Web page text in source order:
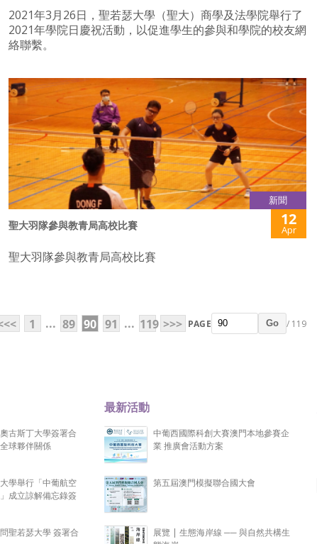
2021年3月26日，聖若瑟大學（聖大）商學及法學院舉行了
2021年學院日慶祝活動，以促進學生的參與和學院的校友網
絡聯繫。
新聞
聖大羽隊參與教青局高校比賽 12
Apr
聖大羽隊參與教青局高校比賽
1 ... 89 90 91 ... 119 >>> PAGE Go / 119
古斯丁大學簽署合
球夥伴關係
學舉行「中葡航空
成立諒解備忘錄簽
聖若瑟大學 簽署合
最新活動
中葡西國際科創大賽澳門本地參賽企
業 推廣會活動方案
第五屆澳門模擬聯合國大會
展覽 | 生態海岸線 ── 與自然共構生